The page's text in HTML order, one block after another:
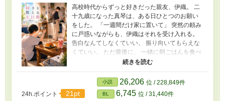
高校時代からずっと好きだった親友、伊織。 二
十九歳になった真琴は、ある日ひとつのお願い
をした。 「一週間だけ家に置いて」 突然の頼み
に戸惑いながらも、伊織はそれを受け入れる。
告白なんてしなくていい。 振り向いてもらえな
くていい。 ただ最後に、 一緒に朝ごはんを食べ
て、 一緒に笑って、 一緒に過ごせたら、それで
日。 そうやって日々を数えながら、七日間を過
ごしていく。 何も知らないまま、それでも手を
差し伸べる伊織と、言えない想いと秘密を抱え
24h.ポイント 21pt
小説 26,206 位 / 228,849件
BL 6,745 位 / 31,440件